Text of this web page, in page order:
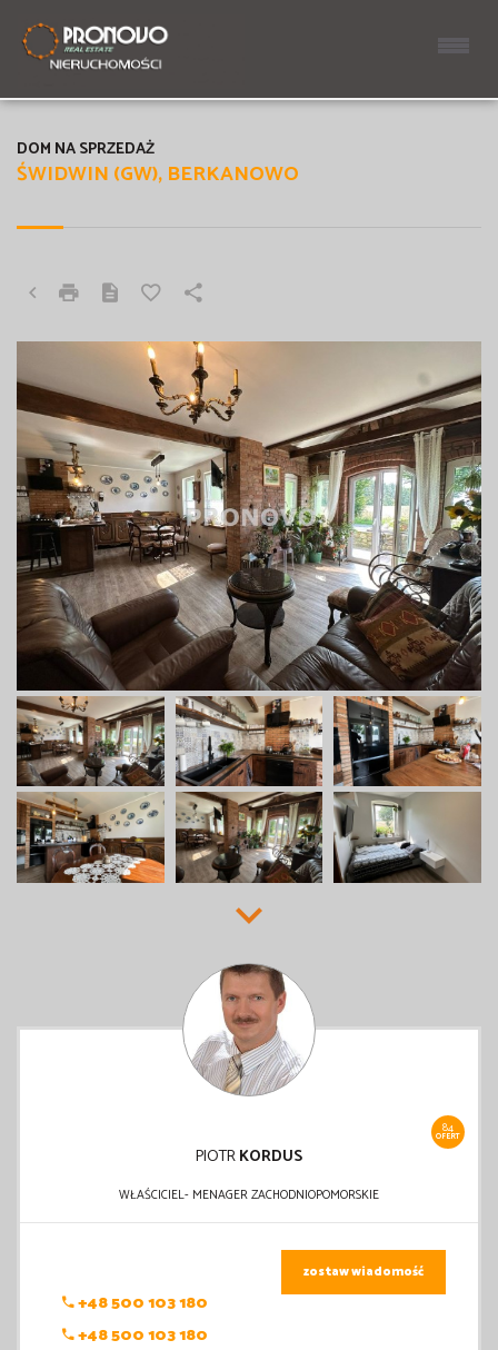
ŚWIDWIN (GW), BERKANOWO
DOM NA SPRZEDAŻ
84
OFERT
PIOTRKORDUS
WŁAŚCICIEL- MENAGER ZACHODNIOPOMORSKIE
+48 500 103 180
+48 500 103 180
zostaw wiadomość